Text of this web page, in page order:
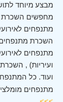
מבצע מיוחד
מחפשים השכרת
מתנפחים
השכרת
מתנפחים
ועיריות) ,
ועוד. כל
מתנפחים